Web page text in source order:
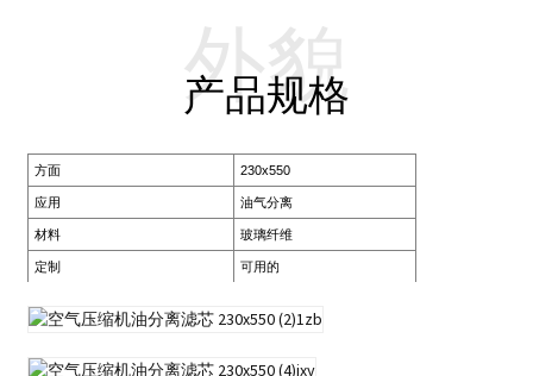
产品规格
外貌
方面 230x550
应用 油气分离
材料 玻璃纤维
定制 可用的